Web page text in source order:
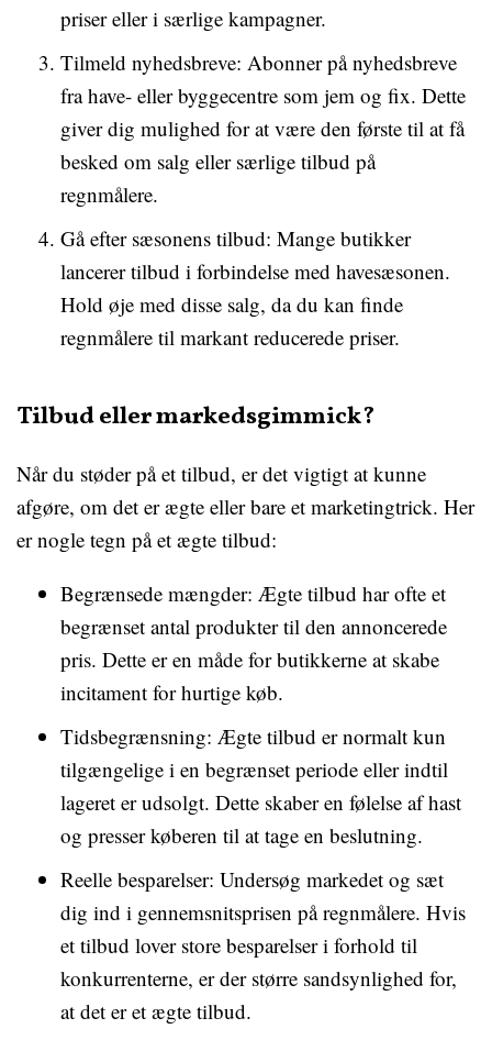
priser eller i særlige kampagner.
Tilmeld nyhedsbreve: Abonner på nyhedsbreve
fra have- eller byggecentre som jem og fix. Dette
giver dig mulighed for at være den første til at få
besked om salg eller særlige tilbud på
regnmålere.
Gå efter sæsonens tilbud: Mange butikker
lancerer tilbud i forbindelse med havesæsonen.
Hold øje med disse salg, da du kan finde
regnmålere til markant reducerede priser.
Tilbud eller markedsgimmick?
Når du støder på et tilbud, er det vigtigt at kunne
afgøre, om det er ægte eller bare et marketingtrick. Her
er nogle tegn på et ægte tilbud:
Begrænsede mængder: Ægte tilbud har ofte et
begrænset antal produkter til den annoncerede
pris. Dette er en måde for butikkerne at skabe
incitament for hurtige køb.
Tidsbegrænsning: Ægte tilbud er normalt kun
tilgængelige i en begrænset periode eller indtil
lageret er udsolgt. Dette skaber en følelse af hast
og presser køberen til at tage en beslutning.
Reelle besparelser: Undersøg markedet og sæt
dig ind i gennemsnitsprisen på regnmålere. Hvis
et tilbud lover store besparelser i forhold til
konkurrenterne, er der større sandsynlighed for,
at det er et ægte tilbud.